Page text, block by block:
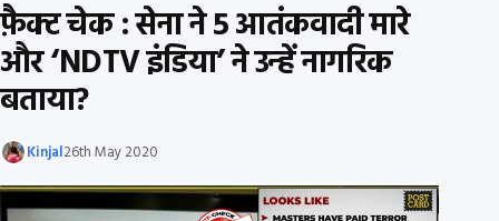
फ़ैक्ट चेक : सेना ने 5 आतंकवादी मारे
और ‘NDTV इंडिया’ ने उन्हें नागरिक
बताया?
Kinjal26th May 2020